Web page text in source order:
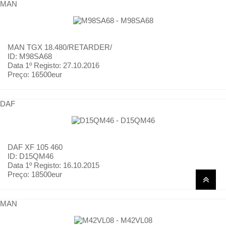
MAN
MAN TGX 18.480/RETARDER/
ID: M98SA68
Data 1º Registo: 27.10.2016
Preço: 16500eur
DAF
DAF XF 105 460
ID: D15QM46
Data 1º Registo: 16.10.2015
Preço: 18500eur
MAN